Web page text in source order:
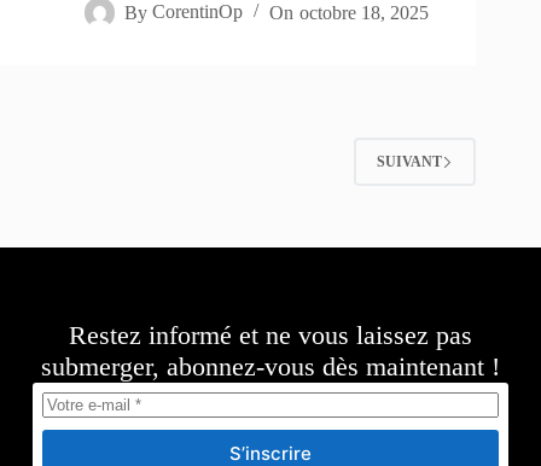
By CorentinOp On octobre 18, 2025
SUIVANT
Restez informé et ne vous laissez pas
submerger, abonnez-vous dès maintenant !
S’inscrire